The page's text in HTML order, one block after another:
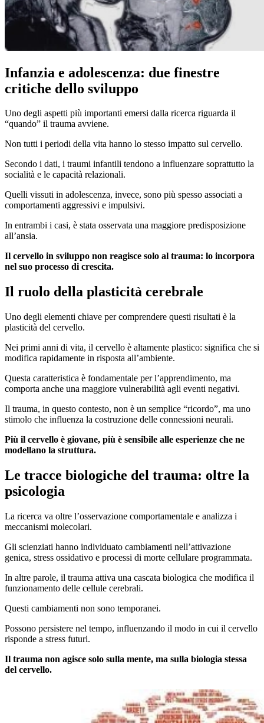
Infanzia e adolescenza: due finestre
critiche dello sviluppo
Uno degli aspetti più importanti emersi dalla ricerca riguarda il
“quando” il trauma avviene.
Non tutti i periodi della vita hanno lo stesso impatto sul cervello.
Secondo i dati, i traumi infantili tendono a influenzare soprattutto la
socialità e le capacità relazionali.
Quelli vissuti in adolescenza, invece, sono più spesso associati a
comportamenti aggressivi e impulsivi.
In entrambi i casi, è stata osservata una maggiore predisposizione
all’ansia.
Il cervello in sviluppo non reagisce solo al trauma: lo incorpora
nel suo processo di crescita.
Il ruolo della plasticità cerebrale
Uno degli elementi chiave per comprendere questi risultati è la
plasticità del cervello.
Nei primi anni di vita, il cervello è altamente plastico: significa che si
modifica rapidamente in risposta all’ambiente.
Questa caratteristica è fondamentale per l’apprendimento, ma
comporta anche una maggiore vulnerabilità agli eventi negativi.
Il trauma, in questo contesto, non è un semplice “ricordo”, ma uno
stimolo che influenza la costruzione delle connessioni neurali.
Più il cervello è giovane, più è sensibile alle esperienze che ne
modellano la struttura.
Le tracce biologiche del trauma: oltre la
psicologia
La ricerca va oltre l’osservazione comportamentale e analizza i
meccanismi molecolari.
Gli scienziati hanno individuato cambiamenti nell’attivazione
genica, stress ossidativo e processi di morte cellulare programmata.
In altre parole, il trauma attiva una cascata biologica che modifica il
funzionamento delle cellule cerebrali.
Questi cambiamenti non sono temporanei.
Possono persistere nel tempo, influenzando il modo in cui il cervello
risponde a stress futuri.
Il trauma non agisce solo sulla mente, ma sulla biologia stessa
del cervello.